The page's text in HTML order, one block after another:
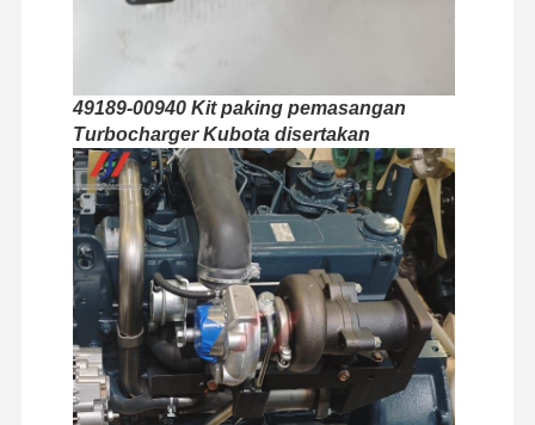
Kualitas
Kami
Kasus
mesin Perkins
Mesin Yanmar
mesin Kubota
49189-00940 Kit paking pemasangan
Turbocharger Kubota disertakan